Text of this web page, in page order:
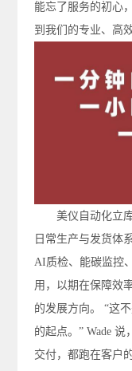
能忘了服务的初心
到我们的专业、高
美仪自动化立
日常生产与发货体
AI质检、能碳监控
用，以期在保障效
的发展方向。 “这
的起点。” Wade
交付，都跑在客户